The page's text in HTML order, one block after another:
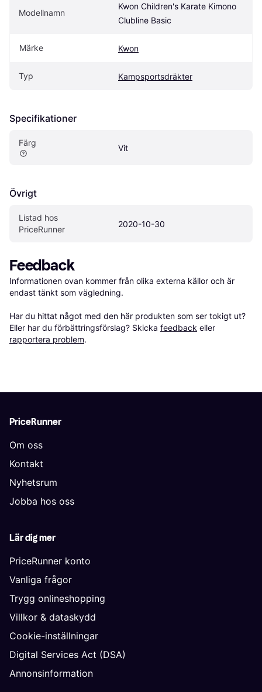
Modellnamn
Kwon Children's Karate Kimono
Clubline Basic
Märke Kwon
Typ Kampsportsdräkter
Specifikationer
Färg
Vit
Övrigt
Listad hos
PriceRunner
2020-10-30
Feedback
Informationen ovan kommer från olika externa källor och är
endast tänkt som vägledning.
Har du hittat något med den här produkten som ser tokigt ut?
Eller har du förbättringsförslag? Skicka feedback eller
rapportera problem.
PriceRunner
Om oss
Kontakt
Nyhetsrum
Jobba hos oss
Lär dig mer
PriceRunner konto
Vanliga frågor
Trygg onlineshopping
Villkor & dataskydd
Cookie-inställningar
Digital Services Act (DSA)
Annonsinformation